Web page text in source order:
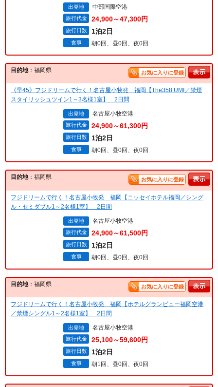
出発地 中部国際空港
旅行代金 24,900～47,300円
旅行日数 1泊2日
食事 朝0回、昼0回、夜0回
目的地：福岡県 お気に入りに登録
《早45》フジドリームで行く！名古屋小牧発 福岡【The358 UMI／禁煙
スタイリッシュツイン1～3名様1室】 2日間
出発地 名古屋小牧空港
旅行代金 24,900～61,300円
旅行日数 1泊2日
食事 朝0回、昼0回、夜0回
目的地：福岡県 お気に入りに登録
フジドリームで行く！名古屋小牧発 福岡【ニッセイホテル福岡／シング
ル・セミダブル1～2名様1室】 2日間
出発地 名古屋小牧空港
旅行代金 24,900～61,500円
旅行日数 1泊2日
食事 朝0回、昼0回、夜0回
目的地：福岡県 お気に入りに登録
フジドリームで行く！名古屋小牧発 福岡【ホテルグランビュー福岡空港
／禁煙シングル1～2名様1室】 2日間
出発地 名古屋小牧空港
旅行代金 25,100～59,600円
旅行日数 1泊2日
食事 朝1回、昼0回、夜0回